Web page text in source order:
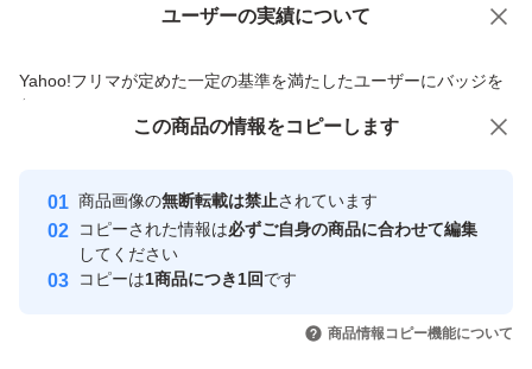
ユーザーの実績について
Yahoo!フリマが定めた一定の基準を満たしたユーザーにバッジを
付与しています
安心取引出品者
心・安全なユーザーです
取引実績
引を完了させた実績があります
価格の相談 商品への質問
この商品の情報をコピーします
商品画像の無断転載は禁止されています
コピーされた情報は必ずご自身の商品に合わせて編集
してください
コピーは1商品につき1回です
商品情報コピー機能について
この商品をみている人にオススメ